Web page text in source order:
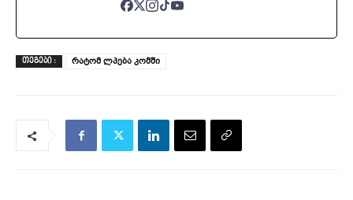
ᲗᲔᲒᲔᲑᲘ : რატომ ლპება კომში